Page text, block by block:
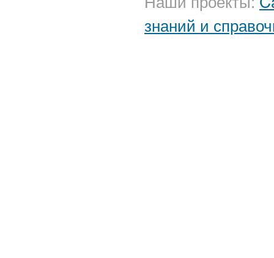
знаний и